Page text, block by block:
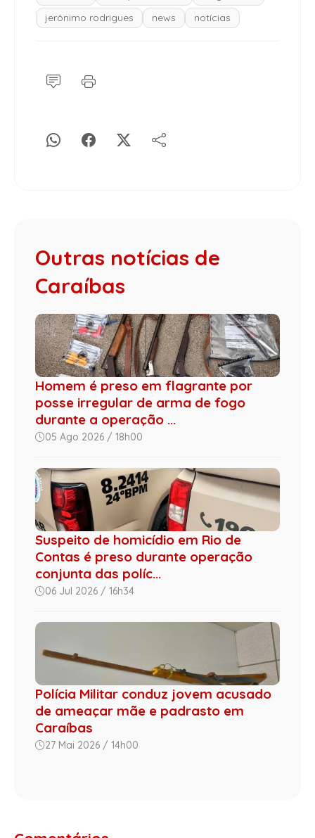
jerônimo rodrigues
news notícias
Outras notícias de
Caraíbas
Homem é preso em flagrante por
posse irregular de arma de fogo
durante a operação ...
05 Ago 2026 / 18h00
Suspeito de homicídio em Rio de
Contas é preso durante operação
conjunta das políc...
06 Jul 2026 / 16h34
Polícia Militar conduz jovem acusado
de ameaçar mãe e padrasto em
Caraíbas
27 Mai 2026 / 14h00